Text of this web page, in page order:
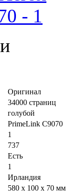
Оригинал
34000 страниц
голубой
PrimeLink C9070
1
737
Есть
1
Ирландия
580 x 100 x 70 мм